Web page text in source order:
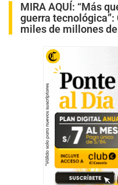
MIRA AQUÍ: “Más
guerra tecnológica”:
miles de millones